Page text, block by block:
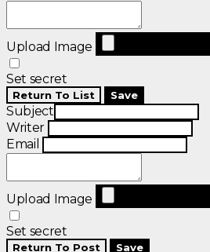
Upload Image
Set secret
Return To List Save
Subject
Writer
Email
Upload Image
Set secret
Return To Post Save